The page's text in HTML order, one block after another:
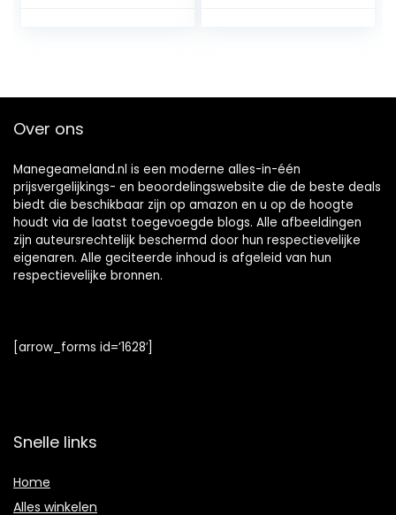
(koudbloed))
Over ons
Manegeameland.nl is een moderne alles-in-één
prijsvergelijkings- en beoordelingswebsite die de beste deals
biedt die beschikbaar zijn op amazon en u op de hoogte
houdt via de laatst toegevoegde blogs. Alle afbeeldingen
zijn auteursrechtelijk beschermd door hun respectievelijke
eigenaren. Alle geciteerde inhoud is afgeleid van hun
respectievelijke bronnen.
[arrow_forms id=’1628′]
Snelle links
Home
Alles winkelen